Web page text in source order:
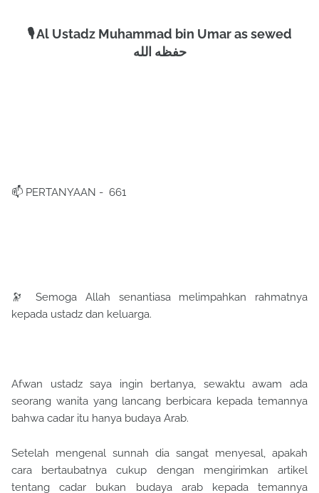
🎙 Al Ustadz Muhammad bin Umar as sewed
حفظه الله
📫 PERTANYAAN - 661
🔭 Semoga Allah senantiasa melimpahkan rahmatnya
kepada ustadz dan keluarga.
Afwan ustadz saya ingin bertanya, sewaktu awam ada
seorang wanita yang lancang berbicara kepada temannya
bahwa cadar itu hanya budaya Arab.
Setelah mengenal sunnah dia sangat menyesal, apakah
cara bertaubatnya cukup dengan mengirimkan artikel
tentang cadar bukan budaya arab kepada temannya